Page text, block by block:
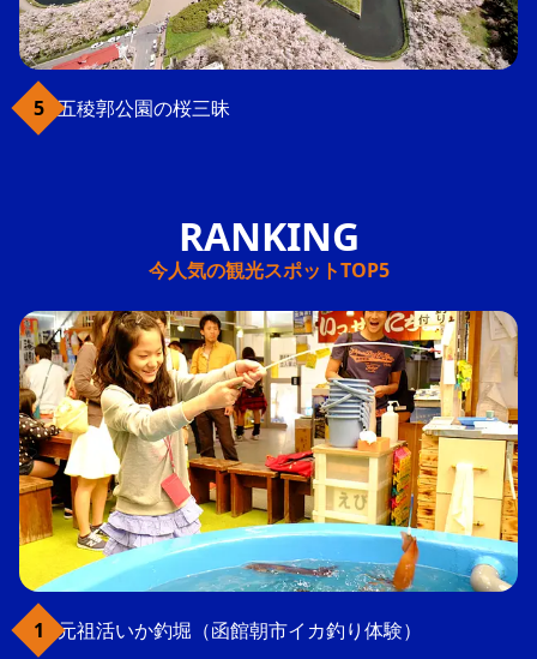
五稜郭公園の桜三昧
今人気の観光スポットTOP5
元祖活いか釣堀（函館朝市イカ釣り体験）